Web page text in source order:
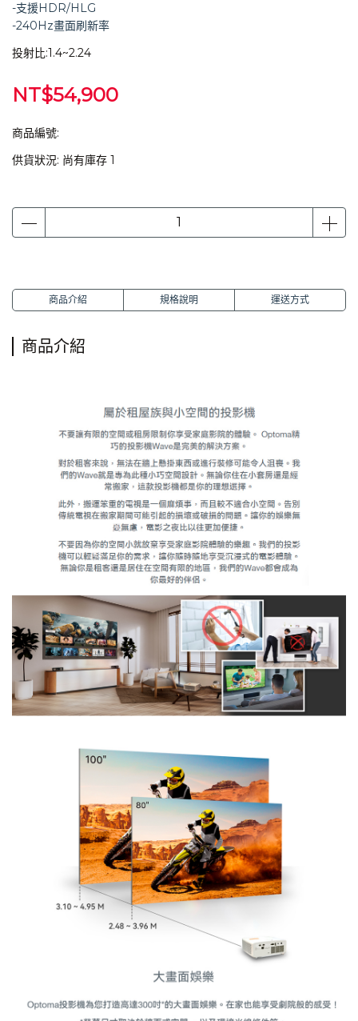
-支援HDR/HLG
-240Hz畫面刷新率
投射比:1.4~2.24
NT$54,900
商品編號:
供貨狀況: 尚有庫存 1
商品介紹 規格說明 運送方式
商品介紹